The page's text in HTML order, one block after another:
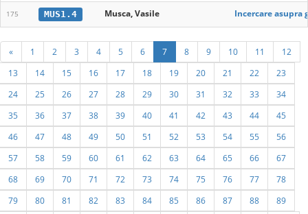
175 MUS1.4 Musca, Vasile Incercare
« 1 2 3 4 5 6 7 8 9 10 11
12
13
14 15 16 17 18 19 20 21 22
23
24
25 26 27 28 29 30 31 32 33
34
35
36 37 38 39 40 41 42 43 44
45
46
47 48 49 50 51 52 53 54 55
56
57
58 59 60 61 62 63 64 65 66
67
68
69 70 71 72 73 74 75 76 77
78
79
80 81 82 83 84 85 86 87 88 89